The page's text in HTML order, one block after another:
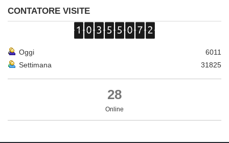
CONTATORE VISITE
Oggi
6011
Settimana
31825
28
Online